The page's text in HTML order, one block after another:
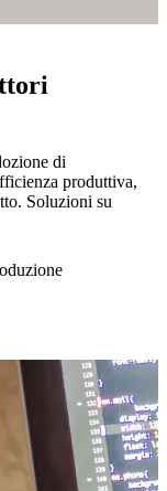
di
produttiva,
Soluzioni su